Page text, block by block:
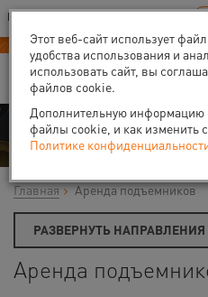
Ваш город:Вологда
В Вашем регионе нет наших офисов
Новый прайс-
Аренда
Главная Аренда подъемников
РАЗВЕРНУТЬ
Аренда
Этот веб-сайт использует
удобства использования и
использовать сайт, вы
файлов cookie.
Дополнительную информацию
файлы cookie, и как изменить
Политике